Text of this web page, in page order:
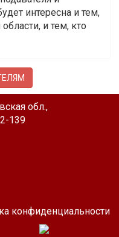
интересна и тем,
и тем, кто
обл.,
139
конфиденциальности